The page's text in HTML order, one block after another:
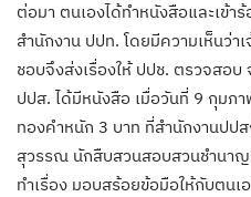
ต่อมา ตนเองได้ทำหนังสือและเข้า
สำนักงาน ปปท. โดยมีความเห็นว่า
ชอบจึงส่งเรื่องให้ ปปช. ตรวจสอบ
ปปส. ได้มีหนังสือ เมื่อวันที่ 9 กุมภ
ทองคำหนัก 3 บาท ที่สำนักงานปป
สุวรรณ นักสืบสวนสอบสวนชำนาญ
ทำเรื่อง มอบสร้อยข้อมือให้กับตน